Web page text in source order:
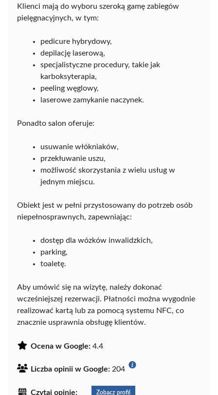
Klienci mają do wyboru szeroką gamę zabiegów
pielęgnacyjnych, w tym:
pedicure hybrydowy,
depilację laserową,
specjalistyczne procedury, takie jak
karboksyterapia,
peeling węglowy,
laserowe zamykanie naczynek.
Ponadto salon oferuje:
usuwanie włókniaków,
przekłuwanie uszu,
możliwość skorzystania z wielu usług w
jednym miejscu.
Obiekt jest w pełni przystosowany do potrzeb osób
niepełnosprawnych, zapewniając:
dostęp dla wózków inwalidzkich,
parking,
toaletę.
Aby umówić się na wizytę, należy dokonać
wcześniejszej rezerwacji. Płatności można wygodnie
realizować kartą lub za pomocą systemu NFC, co
znacznie usprawnia obsługę klientów.
Ocena w Google: 4.4
Liczba opinii w Google: 204
Czytaj opinie: Zobacz profil